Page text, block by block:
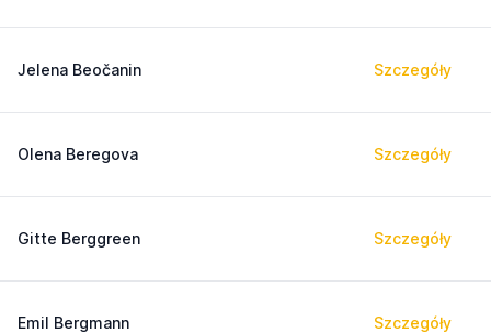
Jelena Beočanin Szczegóły
Olena Beregova Szczegóły
Gitte Berggreen Szczegóły
Emil Bergmann Szczegóły